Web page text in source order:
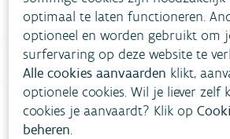
Niet gevonden wat je zocht?
contactformulier in.
Bel gratis 1700
optimaal te laten functioneren.
optioneel en worden gebruikt om
surfervaring op deze website te
Alle cookies aanvaarden klikt,
optionele cookies. Wil je liever zelf
cookies je aanvaardt? Klik op
beheren.